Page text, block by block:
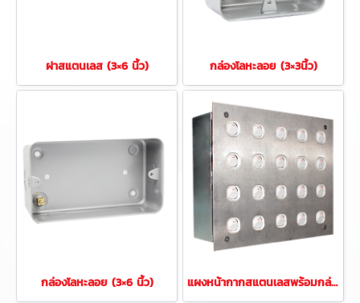
ฝาสแตนเลส (3×6 นิ้ว) กล่องโลหะลอย (3×3นิ้ว)
กล่องโลหะลอย (3×6 นิ้ว) แผงหน้ากากสแตนเลสพร้อมกล่องเหล็ก